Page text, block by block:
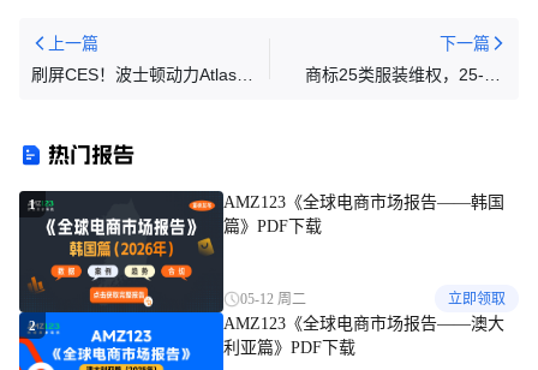
上一篇
刷屏CES！波士顿动力Atlas量
下一篇
商标25类服装维权，25-cv-
热门报告
1
AMZ123《全球电商市场报告——韩国
篇》PDF下载
05-12 周二 立即领取
2
AMZ123《全球电商市场报告——澳大
利亚篇》PDF下载